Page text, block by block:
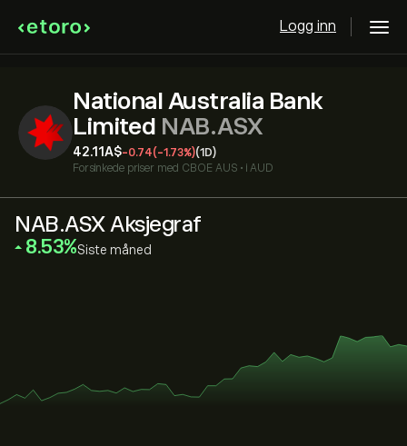
Logg inn
National Australia Bank
Limited NAB.ASX
42.11‎A$‎-0.74(-1.73%)(1D)
Forsinkede priser med CBOE AUS • i AUD
NAB.ASX Aksjegraf
‎8.53‎ Siste måned